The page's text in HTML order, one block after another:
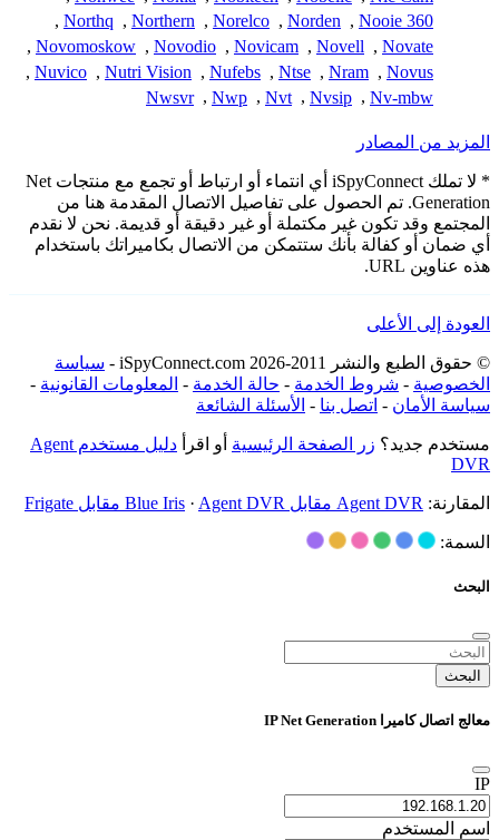
Nooie 360
,
Norden
,
Norelco
,
Northern
,
Northq
,
Novate
,
Novell
,
Novicam
,
Novodio
,
Novomoskow
,
Novus
,
Nram
,
Ntse
,
Nufebs
,
Nutri Vision
,
Nuvico
,
Nv-mbw
,
Nvsip
,
Nvt
,
Nwp
,
Nwsvr
المزيد من المصادر
* لا تملك iSpyConnect أي انتماء أو ارتباط أو تجمع مع منتجات Net
Generation. تم الحصول على تفاصيل الاتصال المقدمة هنا من
المجتمع وقد تكون غير مكتملة أو غير دقيقة أو قديمة. نحن لا نقدم
أي ضمان أو كفالة بأنك ستتمكن من الاتصال بكاميراتك باستخدام
هذه عناوين URL.
العودة إلى الأعلى
© حقوق الطبع والنشر 2011-2026 iSpyConnect.com -
سياسة
الخصوصية - شروط الخدمة - حالة الخدمة - المعلومات القانونية -
سياسة الأمان - اتصل بنا - الأسئلة الشائعة
مستخدم جديد؟ زر الصفحة الرئيسية أو اقرأ
دليل مستخدم Agent
DVR
المقارنة: Agent DVR مقابل Blue Iris · Agent DVR مقابل Frigate
السمة:
البحث
البحث
معالج اتصال كاميرا IP Net Generation
IP
اسم المستخدم